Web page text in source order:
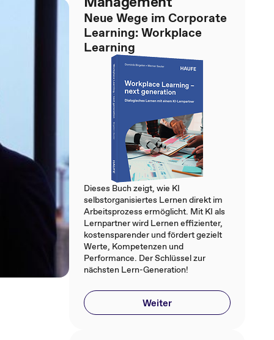
Neue Wege im Corporate
Learning: Workplace
Learning
Dieses Buch zeigt, wie KI
selbstorganisiertes Lernen direkt im
Arbeitsprozess ermöglicht. Mit KI als
Lernpartner wird Lernen effizienter,
kostensparender und fördert gezielt
Werte, Kompetenzen und
Performance. Der Schlüssel zur
nächsten Lern-Generation!
Weiter